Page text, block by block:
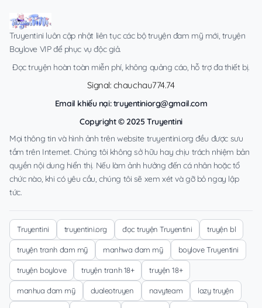
Truyentini luôn cập nhật liên tục các bộ truyện đam mỹ mới, truyện
Boylove VIP để phục vụ độc giả.
Đọc truyện hoàn toàn miễn phí, không quảng cáo, hỗ trợ đa thiết bị.
Signal: chauchau774.74
Email khiếu nại:truyentiniorg@gmail.com
Copyright © 2025 Truyentini
Mọi thông tin và hình ảnh trên website truyentini.org đều được sưu
tầm trên Internet. Chúng tôi không sở hữu hay chịu trách nhiệm bản
quyền nội dung hiển thị. Nếu làm ảnh hưởng đến cá nhân hoặc tổ
chức nào, khi có yêu cầu, chúng tôi sẽ xem xét và gỡ bỏ ngay lập
tức.
Truyentini truyentini.org đọc truyện Truyentini truyện bl
truyện tranh đam mỹ manhwa đam mỹ boylove Truyentini
truyện boylove truyện tranh 18+ truyện 18+
manhua đam mỹ dualeotruyen navyteam lazy truyện